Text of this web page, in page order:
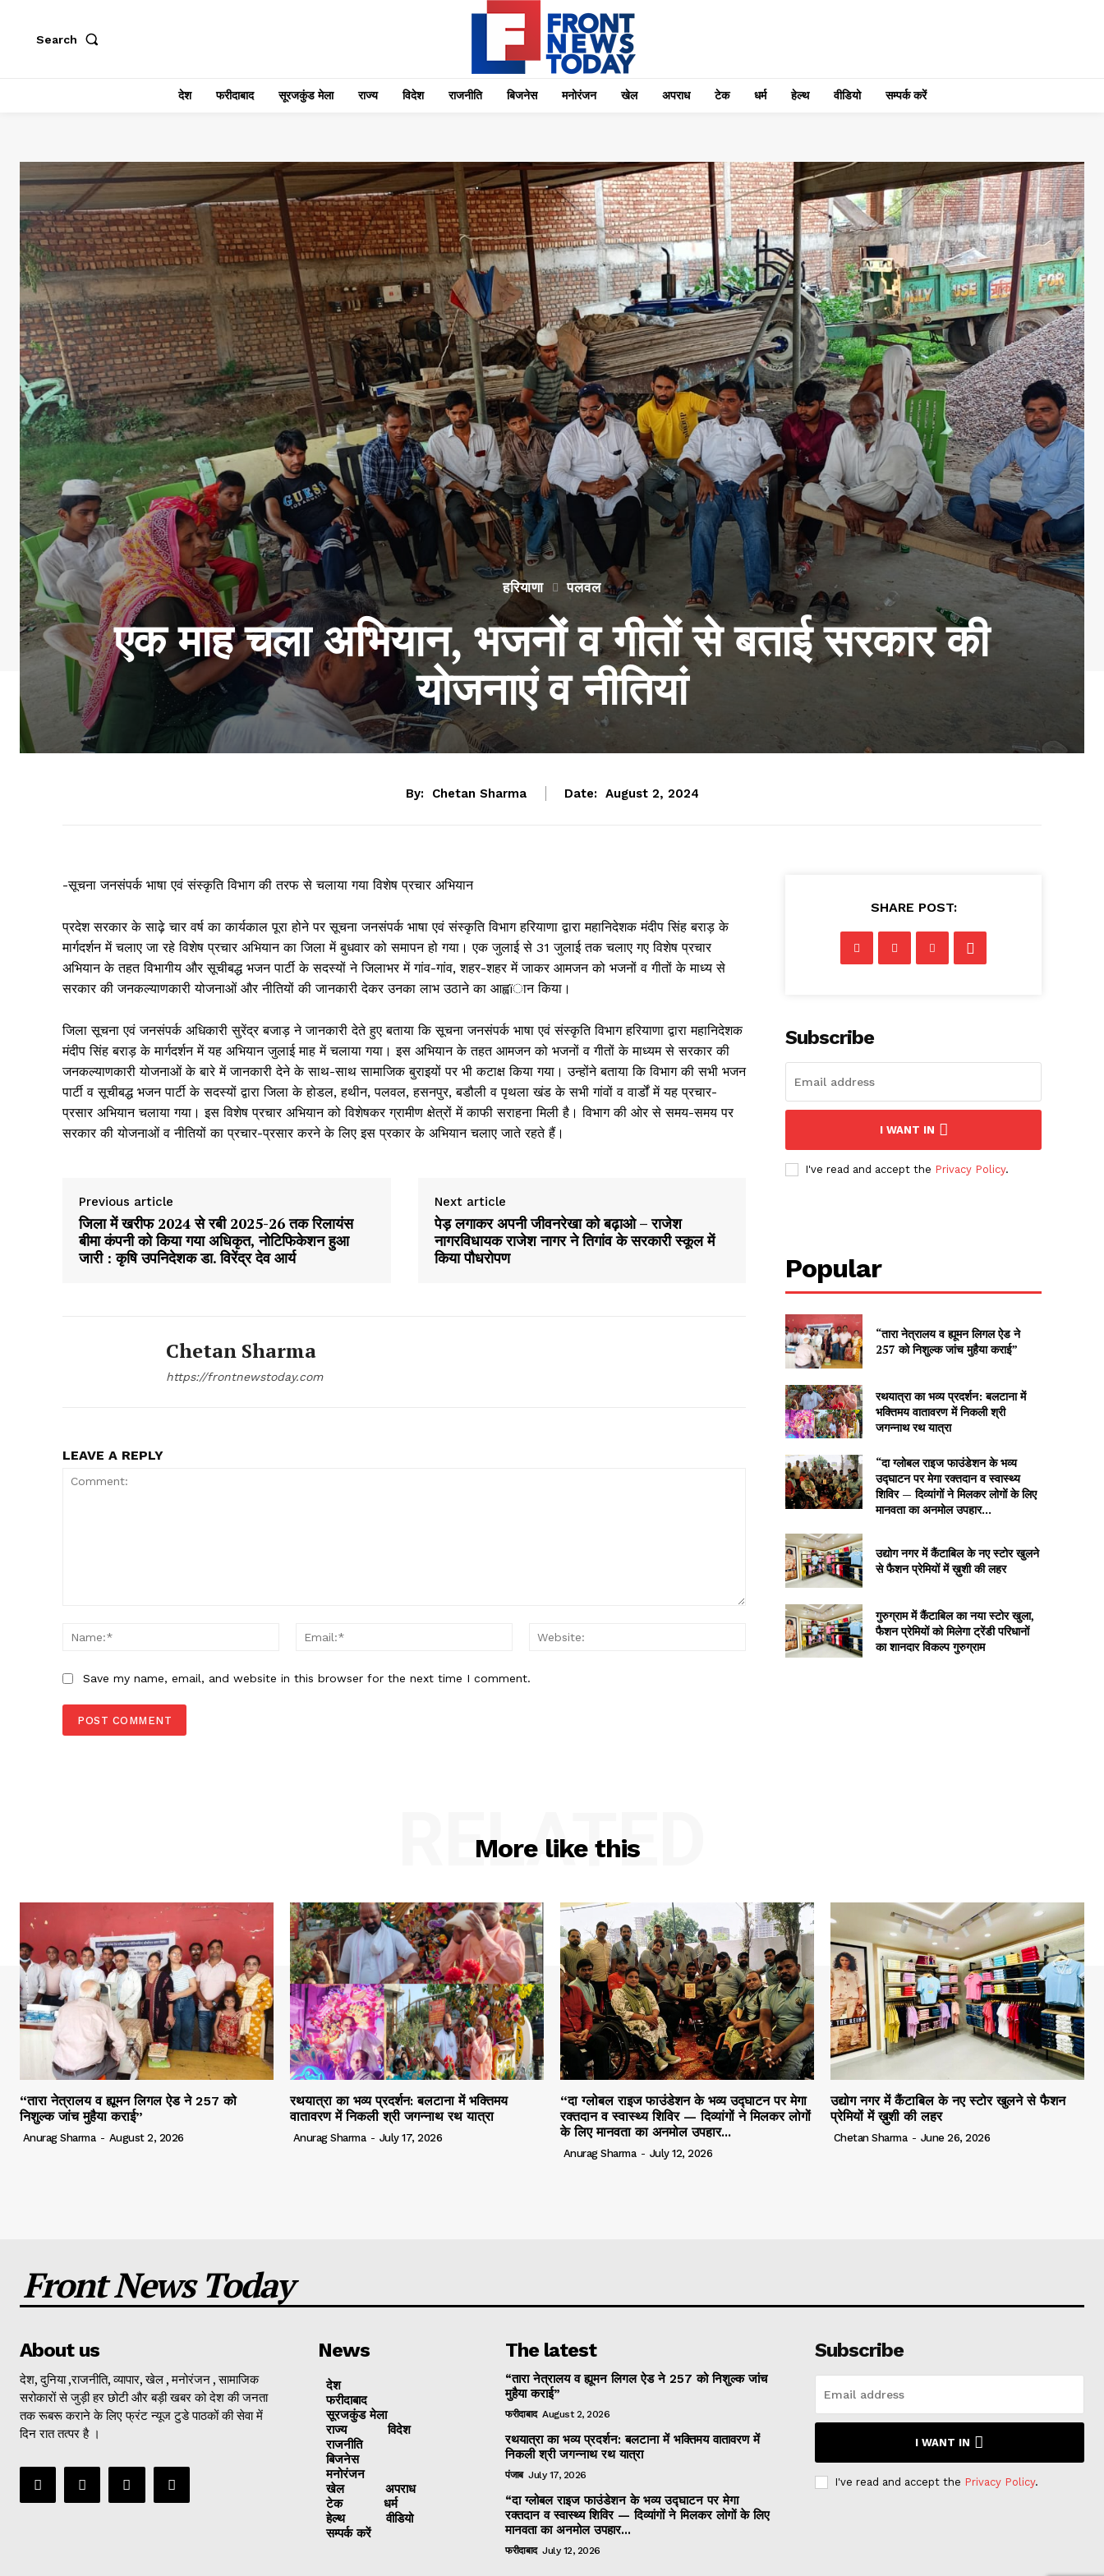
Search
देश फरीदाबाद सूरजकुंड मेला राज्‍य विदेश राजनीति बिजनेस मनोरंजन खेल अपराध टेक धर्म हेल्थ वीडियो सम्पर्क करें
हरियाणा पलवल
एक माह चला अभियान, भजनों व गीतों से बताई सरकार की
योजनाएं व नीतियां
By: Chetan Sharma Date: August 2, 2024
-सूचना जनसंपर्क भाषा एवं संस्कृति विभाग की तरफ से चलाया गया विशेष प्रचार अभियान
प्रदेश सरकार के साढ़े चार वर्ष का कार्यकाल पूरा होने पर सूचना जनसंपर्क भाषा एवं संस्कृति विभाग हरियाणा द्वारा महानिदेशक मंदीप सिंह बराड़ के
मार्गदर्शन में चलाए जा रहे विशेष प्रचार अभियान का जिला में बुधवार को समापन हो गया। एक जुलाई से 31 जुलाई तक चलाए गए विशेष प्रचार
अभियान के तहत विभागीय और सूचीबद्ध भजन पार्टी के सदस्यों नेजिलाभर में गांव-गांव, शहर-शहर में जाकर आमजन को भजनों व गीतों के माध्य से
सरकार की जनकल्याणकारी योजनाओं और नीतियों की जानकारी देकर उनका लाभ उठाने का आह्वïान किया।
जिला सूचना एवं जनसंपर्क अधिकारी सुरेंद्र बजाड़ ने जानकारी देते हुए बताया कि सूचना जनसंपर्क भाषा एवं संस्कृति विभाग हरियाणा द्वारा महानिदेशक
मंदीप सिंह बराड़ के मार्गदर्शन में यह अभियान जुलाई माह में चलाया गया। इस अभियान के तहत आमजन को भजनों व गीतों के माध्यम से सरकार की
जनकल्याणकारी योजनाओं के बारे में जानकारी देने के साथ-साथ सामाजिक बुराइयों पर भी कटाक्ष किया गया। उन्होंने बताया कि विभाग की सभी भजन
पार्टी व सूचीबद्ध भजन पार्टी के सदस्यों द्वारा जिला के होडल, हथीन, पलवल, हसनपुर, बडौली व पृथला खंड के सभी गांवों व वार्डों में यह प्रचार-
प्रसार अभियान चलाया गया। इस विशेष प्रचार अभियान को विशेषकर ग्रामीण क्षेत्रों में काफी सराहना मिली है। विभाग की ओर से समय-समय पर
सरकार की योजनाओं व नीतियों का प्रचार-प्रसार करने के लिए इस प्रकार के अभियान चलाए जाते रहते हैं।
Previous article
जिला में खरीफ 2024 से रबी 2025-26 तक रिलायंस
बीमा कंपनी को किया गया अधिकृत, नोटिफिकेशन हुआ
जारी : कृषि उपनिदेशक डा. विरेंद्र देव आर्य
Next article
पेड़ लगाकर अपनी जीवनरेखा को बढ़ाओ – राजेश
नागरविधायक राजेश नागर ने तिगांव के सरकारी स्कूल में
किया पौधरोपण
Chetan Sharma
https://frontnewstoday.com
LEAVE A REPLY
Name:*
Email:* Website:
Save my name, email, and website in this browser for the next time I comment.
SHARE POST:
Subscribe
I WANT IN
I've read and accept the Privacy Policy.
Popular
“तारा नेत्रालय व ह्यूमन लिगल ऐड ने
257 को निशुल्क जांच मुहैया कराई”
रथयात्रा का भव्य प्रदर्शन: बलटाना में
भक्तिमय वातावरण में निकली श्री
जगन्नाथ रथ यात्रा
“दा ग्लोबल राइज फाउंडेशन के भव्य
उद्घाटन पर मेगा रक्तदान व स्वास्थ्य
शिविर — दिव्यांगों ने मिलकर लोगों के लिए
मानवता का अनमोल उपहार...
उद्योग नगर में कैंटाबिल के नए स्टोर खुलने
से फैशन प्रेमियों में ख़ुशी की लहर
गुरुग्राम में कैंटाबिल का नया स्टोर खुला,
फैशन प्रेमियों को मिलेगा ट्रेंडी परिधानों
का शानदार विकल्प गुरुग्राम
More like this
RELATED
“तारा नेत्रालय व ह्यूमन लिगल ऐड ने 257 को
निशुल्क जांच मुहैया कराई”
Anurag Sharma - August 2, 2026
रथयात्रा का भव्य प्रदर्शन: बलटाना में भक्तिमय
वातावरण में निकली श्री जगन्नाथ रथ यात्रा
Anurag Sharma - July 17, 2026
“दा ग्लोबल राइज फाउंडेशन के भव्य उद्घाटन पर मेगा
रक्तदान व स्वास्थ्य शिविर — दिव्यांगों ने मिलकर लोगों
के लिए मानवता का अनमोल उपहार...
Anurag Sharma - July 12, 2026
उद्योग नगर में कैंटाबिल के नए स्टोर खुलने से फैशन
प्रेमियों में ख़ुशी की लहर
Chetan Sharma - June 26, 2026
Front News Today
About us
देश, दुनिया ,राजनीति, व्यापार, खेल , मनोरंजन , सामाजिक
सरोकारों से जुड़ी हर छोटी और बड़ी खबर को देश की जनता
तक रूबरू कराने के लिए फ्रंट न्यूज टुडे पाठकों की सेवा में
दिन रात तत्पर है ।
News
देश
फरीदाबाद
सूरजकुंड मेला
राज्‍य
विदेश
राजनीति
बिजनेस
मनोरंजन
खेल
अपराध
टेक
धर्म
हेल्थ
वीडियो
सम्पर्क करें
The latest
“तारा नेत्रालय व ह्यूमन लिगल ऐड ने 257 को निशुल्क जांच
मुहैया कराई”
फरीदाबाद August 2, 2026
रथयात्रा का भव्य प्रदर्शन: बलटाना में भक्तिमय वातावरण में
निकली श्री जगन्नाथ रथ यात्रा
पंजाब July 17, 2026
“दा ग्लोबल राइज फाउंडेशन के भव्य उद्घाटन पर मेगा
रक्तदान व स्वास्थ्य शिविर — दिव्यांगों ने मिलकर लोगों के लिए
मानवता का अनमोल उपहार...
फरीदाबाद July 12, 2026
Subscribe
I WANT IN
I've read and accept the Privacy Policy.